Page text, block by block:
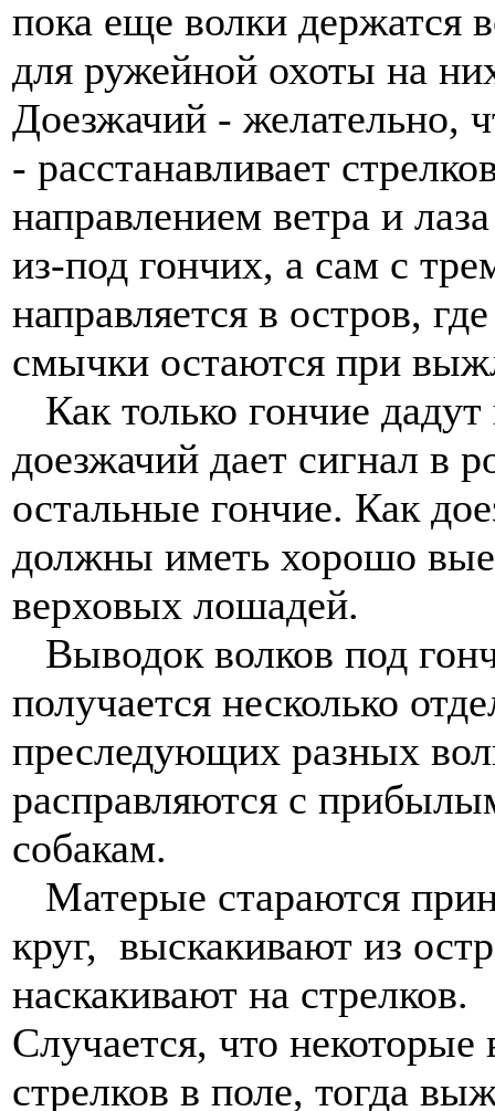
пока еще волки держатся
для ружейной охоты на
Доезжачий - желательно,
- расстанавливает
направлением ветра и
из-под гончих, а сам с
направляется в остров,
смычки остаются при
Как только гончие
доезжачий дает сигнал в
остальные гончие. Как
должны иметь хорошо
верховых лошадей.
Выводок волков под
получается несколько
преследующих разных
расправляются с
собакам.
Матерые стараются
круг, выскакивают из
наскакивают на стрелков.
Случается, что
стрелков в поле, тогда